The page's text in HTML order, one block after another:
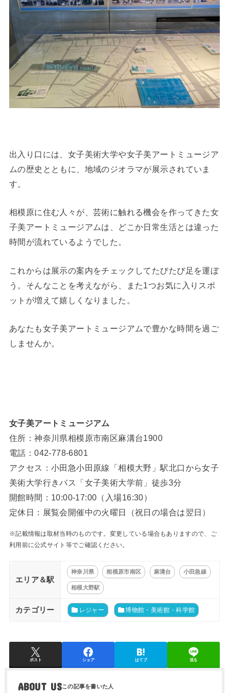
出入り口には、女子美術大学や女子美アートミュージア
ムの歴史とともに、地域のジオラマが展示されていま
す。
相模原に住む人々が、芸術に触れる機会を作ってきた女
子美アートミュージアムは、どこか日常生活とは違った
時間が流れているようでした。
これからは展示の案内をチェックしてたびたび足を運ぼ
う。そんなことを考えながら、また1つお気に入りスポ
ットが増えて嬉しくなりました。
あなたも女子美アートミュージアムで豊かな時間を過ご
しませんか。
女子美アートミュージアム
住所：神奈川県相模原市南区麻溝台1900
電話：042-778-6801
アクセス：小田急小田原線「相模大野」駅北口から女子
美術大学行きバス「女子美術大学前」徒歩3分
開館時間：10:00-17:00（入場16:30）
定休日：展覧会開催中の火曜日（祝日の場合は翌日）
※記載情報は取材当時のものです。変更している場合もありますので、ご
利用前に公式サイト等でご確認ください。
エリア＆駅
神奈川県 相模原市南区 麻溝台 小田急線
相模大野駅
カテゴリー レジャー 博物館・美術館・科学館
ポスト シェア はてブ 送る
ABOUT US